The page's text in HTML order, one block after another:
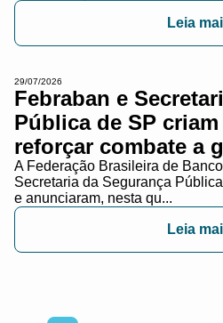
Leia
29/07/2026
Febraban e
Pública de SP
reforçar combate a
A Federação Brasileira de
Secretaria da Segurança
e anunciaram, nesta qu...
Leia